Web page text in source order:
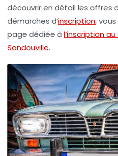
découvrir en détail les offres
démarches d’inscription,
page dédiée à l’inscription
Sandouville.